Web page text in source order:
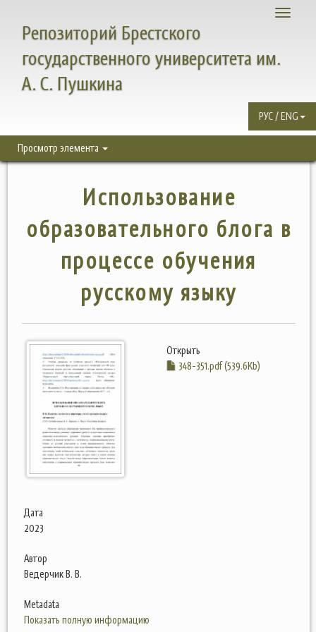
Toggle
Репозиторий Брестского
государственного университета им.
А. С. Пушкина
РУС / ENG
Просмотр элемента
Использование
образовательного блога в
процессе обучения
русскому языку
Открыть
348-351.pdf (539.6Kb)
Дата
2023
Автор
Ведерчик В. В.
Metadata
Показать полную информацию